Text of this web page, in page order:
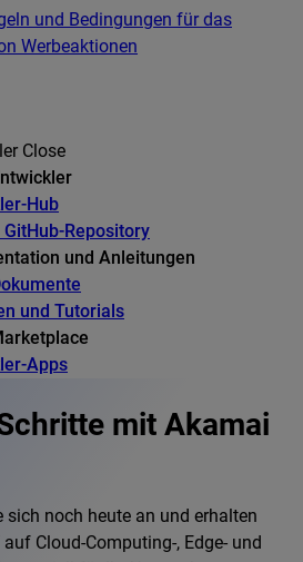
und Bedingungen für das
Werbeaktionen
Close
Hub
Repository
und Anleitungen
und Tutorials
Apps
mit Akamai
sich noch heute an und erhalten
Cloud-Computing-, Edge- und